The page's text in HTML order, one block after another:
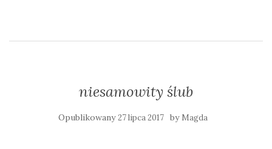
niesamowity ślub
Opublikowany27 lipca 2017 by Magda